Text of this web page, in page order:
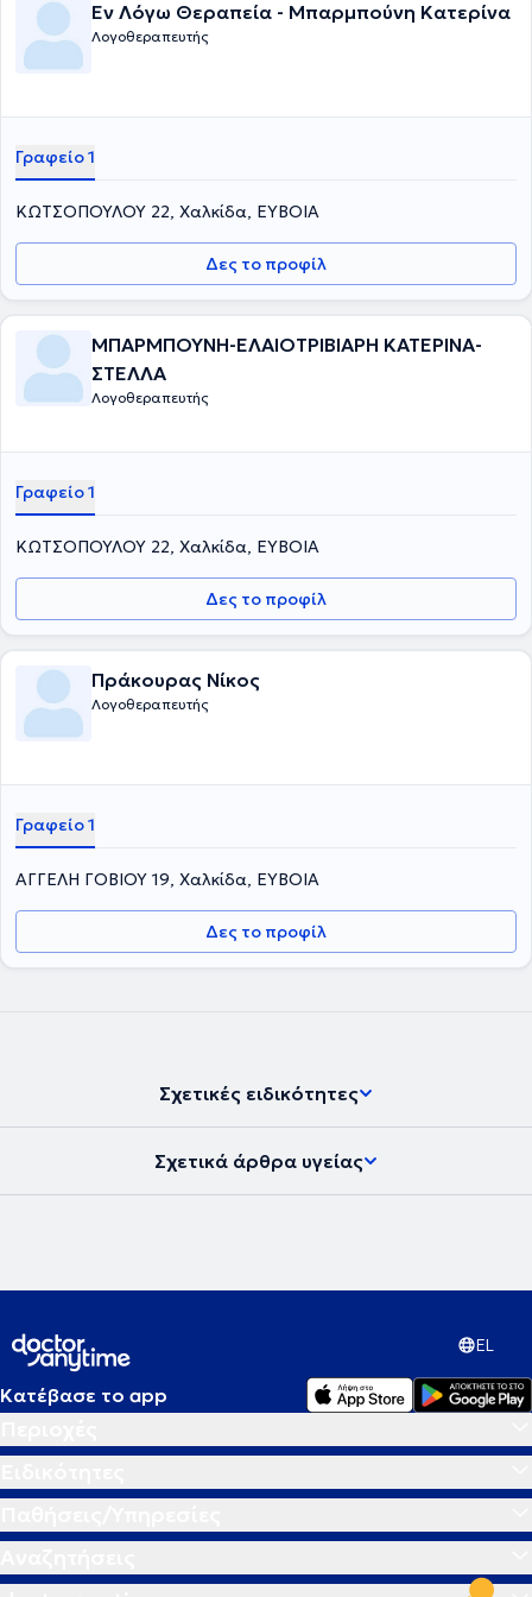
Εν Λόγω Θεραπεία - Μπαρμπούνη Κατερίνα
Λογοθεραπευτής
Γραφείο 1
ΚΩΤΣΟΠΟΥΛΟΥ 22, Χαλκίδα, ΕΥΒΟΙΑ
Δες το προφίλ
ΜΠΑΡΜΠΟΥΝΗ-ΕΛΑΙΟΤΡΙΒΙΑΡΗ ΚΑΤΕΡΙΝΑ-
ΣΤΕΛΛΑ
Λογοθεραπευτής
Γραφείο 1
ΚΩΤΣΟΠΟΥΛΟΥ 22, Χαλκίδα, ΕΥΒΟΙΑ
Δες το προφίλ
Πράκουρας Νίκος
Λογοθεραπευτής
Γραφείο 1
ΑΓΓΕΛΗ ΓΟΒΙΟΥ 19, Χαλκίδα, ΕΥΒΟΙΑ
Δες το προφίλ
Σχετικές ειδικότητες
Σχετικά άρθρα υγείας
EL
Κατέβασε το app